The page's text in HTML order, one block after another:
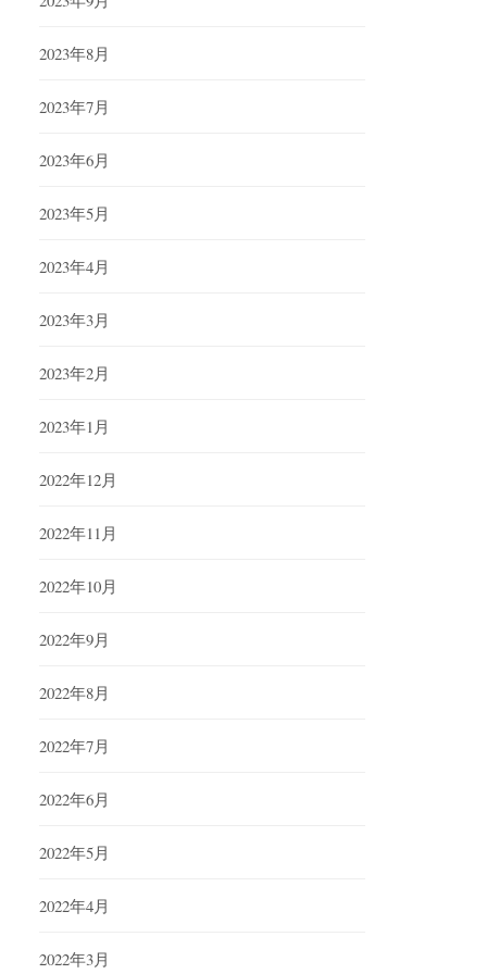
2023年8月
2023年7月
2023年6月
2023年5月
2023年4月
2023年3月
2023年2月
2023年1月
2022年12月
2022年11月
2022年10月
2022年9月
2022年8月
2022年7月
2022年6月
2022年5月
2022年4月
2022年3月